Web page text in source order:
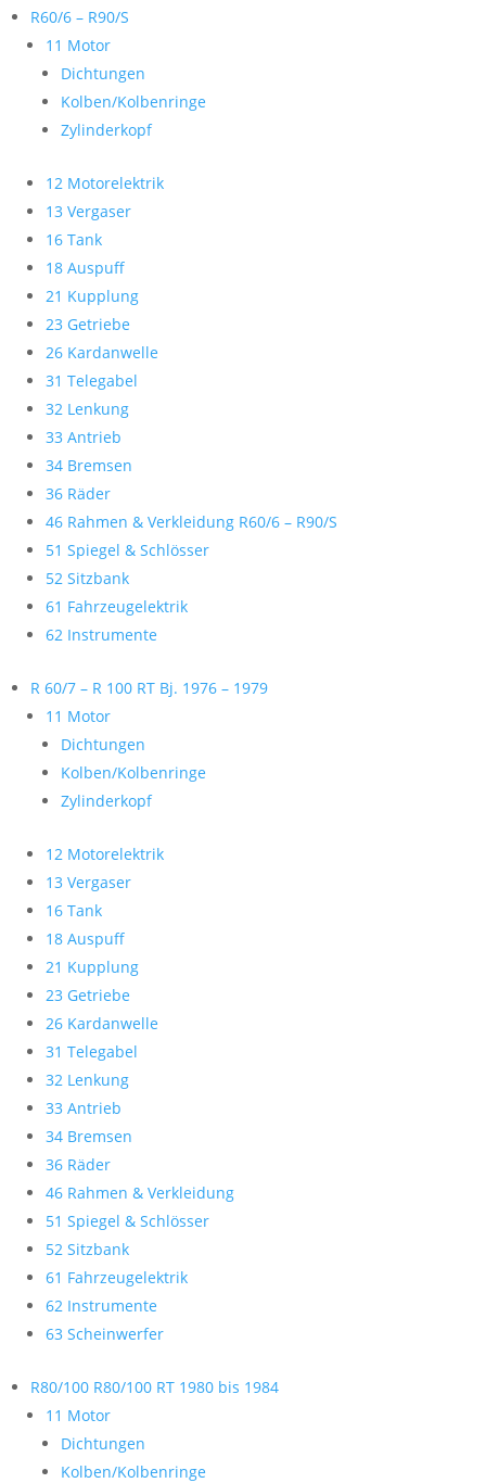
R60/6 – R90/S
11 Motor
Dichtungen
Kolben/Kolbenringe
Zylinderkopf
12 Motorelektrik
13 Vergaser
16 Tank
18 Auspuff
21 Kupplung
23 Getriebe
26 Kardanwelle
31 Telegabel
32 Lenkung
33 Antrieb
34 Bremsen
36 Räder
46 Rahmen & Verkleidung R60/6 – R90/S
51 Spiegel & Schlösser
52 Sitzbank
61 Fahrzeugelektrik
62 Instrumente
R 60/7 – R 100 RT Bj. 1976 – 1979
11 Motor
Dichtungen
Kolben/Kolbenringe
Zylinderkopf
12 Motorelektrik
13 Vergaser
16 Tank
18 Auspuff
21 Kupplung
23 Getriebe
26 Kardanwelle
31 Telegabel
32 Lenkung
33 Antrieb
34 Bremsen
36 Räder
46 Rahmen & Verkleidung
51 Spiegel & Schlösser
52 Sitzbank
61 Fahrzeugelektrik
62 Instrumente
63 Scheinwerfer
R80/100 R80/100 RT 1980 bis 1984
11 Motor
Dichtungen
Kolben/Kolbenringe